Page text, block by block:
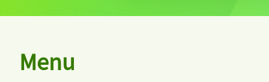
Menu